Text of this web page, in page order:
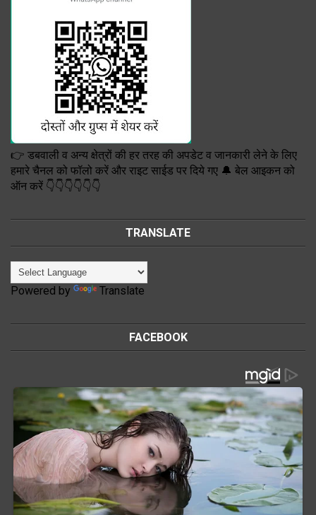
👉 डबवाली व अन्य क्षेत्रों की हर तरह की अपडेट व जानकारी लेने के लिए
हमारे चैनल को फॉलो करें और राइट साईड पर दिये गए 🔔 बेल आइकन को
ऑन करें 👇👇👇👇👇👇
TRANSLATE
Powered by Translate
FACEBOOK